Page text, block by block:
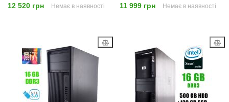
12 520 грн Немає в наявності 11 999 грн Немає в наявності